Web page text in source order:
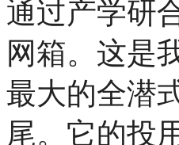
通过产学研
网箱。这是
最大的全潜
尾。它的投